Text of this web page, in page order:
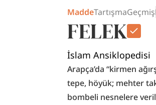
MaddeTartışmaGeçmiş
FELEK
İslam Ansiklopedisi
Arapça’da “kirmen
tepe, höyük; mehter
bombeli nesnelere